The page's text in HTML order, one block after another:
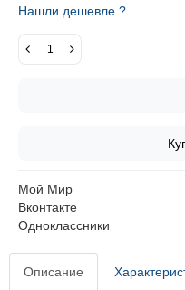
Нашли дешевле ?
Мой Мир
Вконтакте
Одноклассники
Описание